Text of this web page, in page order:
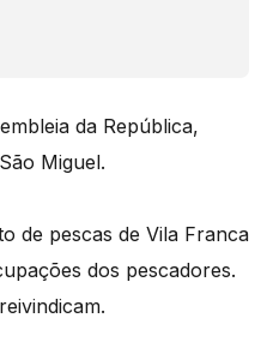
da República,
Miguel.
de pescas de Vila Franca
dos pescadores.